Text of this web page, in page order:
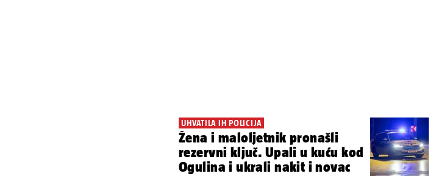
UHVATILA IH POLICIJA
Žena i maloljetnik pronašli
rezervni ključ. Upali u kuću kod
Ogulina i ukrali nakit i novac